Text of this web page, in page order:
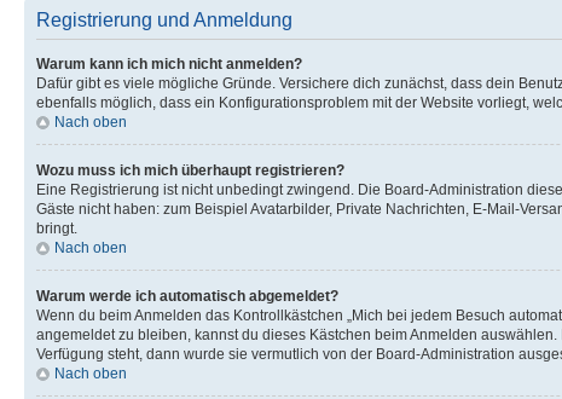
Registrierung und Anmeldung
Warum kann ich mich nicht anmelden?
Dafür gibt es viele mögliche Gründe. Versichere dich zunächst, dass dein
ebenfalls möglich, dass ein Konfigurationsproblem mit der Website vorliegt,
Nach oben
Wozu muss ich mich überhaupt registrieren?
Eine Registrierung ist nicht unbedingt zwingend. Die Board-Administration
Gäste nicht haben: zum Beispiel Avatarbilder, Private Nachrichten, E-Mail-
bringt.
Nach oben
Warum werde ich automatisch abgemeldet?
Wenn du beim Anmelden das Kontrollkästchen „Mich bei jedem Besuch
angemeldet zu bleiben, kannst du dieses Kästchen beim Anmelden
Verfügung steht, dann wurde sie vermutlich von der Board-Administration
Nach oben